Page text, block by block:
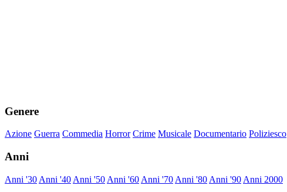
Genere
Azione Guerra Commedia Horror Crime Musicale Documentario Poliziesco
Anni
Anni '30 Anni '40 Anni '50 Anni '60 Anni '70 Anni '80 Anni '90 Anni 2000